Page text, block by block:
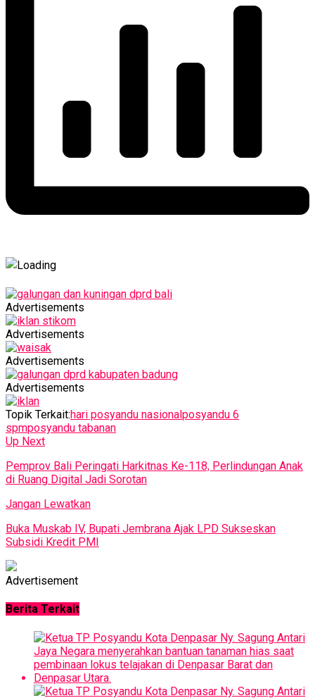
Advertisements
Advertisements
Advertisements
Advertisements
Topik Terkait:hari posyandu nasionalposyandu 6
spmposyandu tabanan
Up Next
Pemprov Bali Peringati Harkitnas Ke-118, Perlindungan Anak
di Ruang Digital Jadi Sorotan
Jangan Lewatkan
Buka Muskab IV, Bupati Jembrana Ajak LPD Sukseskan
Subsidi Kredit PMI
Advertisement
Berita Terkait